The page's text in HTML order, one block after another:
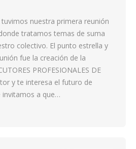
nuestra primera reunión
tratamos temas de suma
colectivo. El punto estrella y
fue la creación de la
PROFESIONALES DE
y te interesa el futuro de
invitamos a que…